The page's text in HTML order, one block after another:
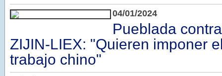
04/01/2024
Pueblada
ZIJIN-LIEX: "Quieren imponer
trabajo chino"